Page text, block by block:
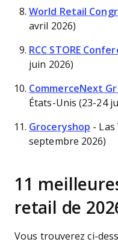
World Retail
avril 2026)
RCC STORE
juin 2026)
CommerceNext
États-Unis (23-24
Groceryshop - Las
septembre 2026)
11
retail de
Vous trouverez ci-